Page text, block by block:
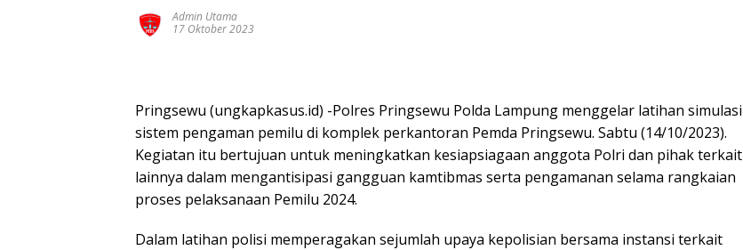
Admin Utama
17 Oktober 2023
Pringsewu (ungkapkasus.id) -Polres Pringsewu Polda Lampung menggelar latihan simulasi
sistem pengaman pemilu di komplek perkantoran Pemda Pringsewu. Sabtu (14/10/2023).
Kegiatan itu bertujuan untuk meningkatkan kesiapsiagaan anggota Polri dan pihak terkait
lainnya dalam mengantisipasi gangguan kamtibmas serta pengamanan selama rangkaian
proses pelaksanaan Pemilu 2024.
Dalam latihan polisi memperagakan sejumlah upaya kepolisian bersama instansi terkait